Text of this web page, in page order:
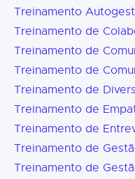
Treinamento
Treinamento de
Treinamento de
Treinamento de
Treinamento de
Treinamento de
Treinamento de
Treinamento de
Treinamento de